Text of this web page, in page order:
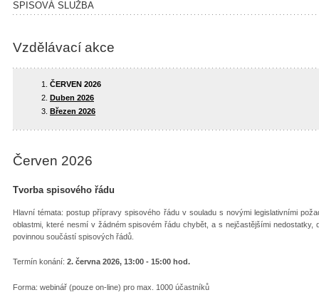
SPISOVÁ SLUŽBA
Vzdělávací akce
ČERVEN 2026
Duben 2026
Březen 2026
Červen 2026
Tvorba spisového řádu
Hlavní témata: postup přípravy spisového řádu v souladu s novými legislativními
oblastmi, které nesmí v žádném spisovém řádu chybět, a s nejčastějšími
povinnou součástí spisových řádů.
Termín konání: 2. června 2026, 13:00 - 15:00 hod.
Forma: webinář (pouze on-line) pro max. 1000 účastníků